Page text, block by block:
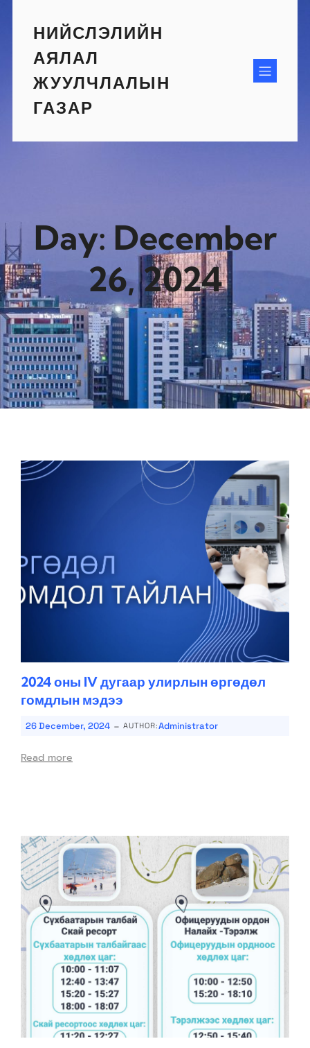
contentНИЙСЛЭЛИЙН
АЯЛАЛ
ЖУУЛЧЛАЛЫН
ГАЗАР
Day: December
26, 2024
2024 оны IV дугаар улирлын өргөдөл
гомдлын мэдээ
26 December, 2024 - AUTHOR:Administrator
Read more